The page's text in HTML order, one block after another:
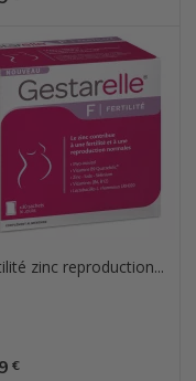
zinc reproduction...
€